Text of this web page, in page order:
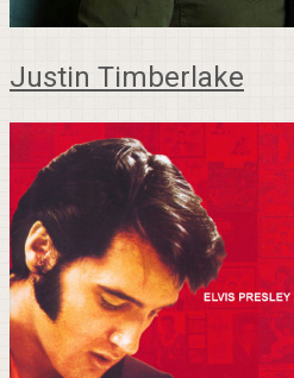
Justin Timberlake